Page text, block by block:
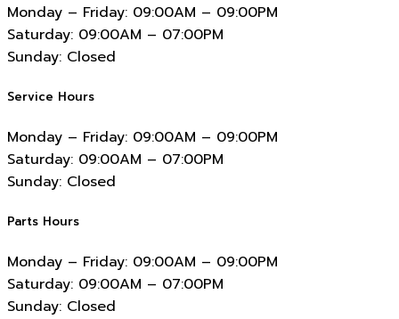
Monday – Friday: 09:00AM – 09:00PM
Saturday: 09:00AM – 07:00PM
Sunday: Closed
Service Hours
Monday – Friday: 09:00AM – 09:00PM
Saturday: 09:00AM – 07:00PM
Sunday: Closed
Parts Hours
Monday – Friday: 09:00AM – 09:00PM
Saturday: 09:00AM – 07:00PM
Sunday: Closed